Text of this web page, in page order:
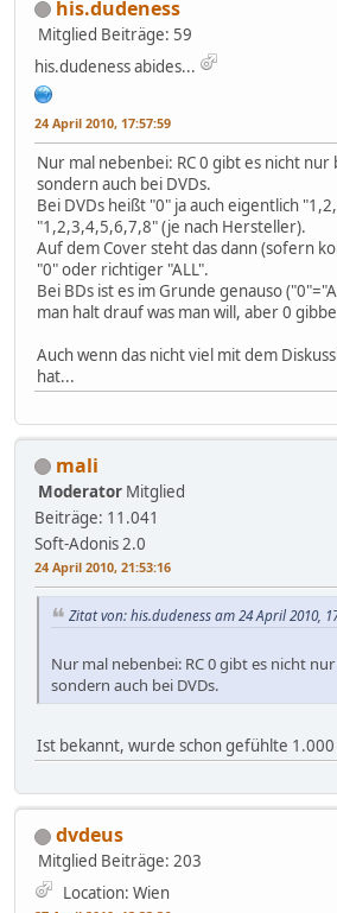
his.dudeness
Mitglied Beiträge: 59
his.dudeness abides...
24 April 2010, 17:57:59
Nur mal nebenbei: RC 0 gibt es nicht nur
sondern auch bei DVDs.
Bei DVDs heißt "0" ja auch eigentlich
"1,2,3,4,5,6,7,8" (je nach Hersteller).
Auf dem Cover steht das dann (sofern
"0" oder richtiger "ALL".
Bei BDs ist es im Grunde genauso
man halt drauf was man will, aber 0
Auch wenn das nicht viel mit dem
hat...
mali
Moderator Mitglied
Beiträge: 11.041
Soft-Adonis 2.0
24 April 2010, 21:53:16
Zitat von: his.dudeness am 24 April 2010,
Nur mal nebenbei: RC 0 gibt es nicht
sondern auch bei DVDs.
Ist bekannt, wurde schon gefühlte
dvdeus
Mitglied Beiträge: 203
Location: Wien